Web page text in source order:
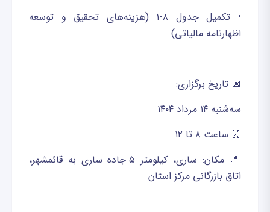
• تکمیل جدول ۸-۱ (هزینه‌های تحقیق و توسعه
اظهارنامه مالیاتی)
📅 تاریخ برگزاری:
سه‌شنبه ۱۴ مرداد ۱۴۰۴
⏰ ساعت ۸ تا ۱۲
📍 مکان: ساری، کیلومتر ۵ جاده ساری به قائمشهر،
اتاق بازرگانی مرکز استان